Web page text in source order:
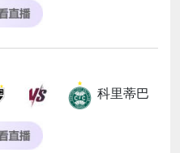
科里蒂巴